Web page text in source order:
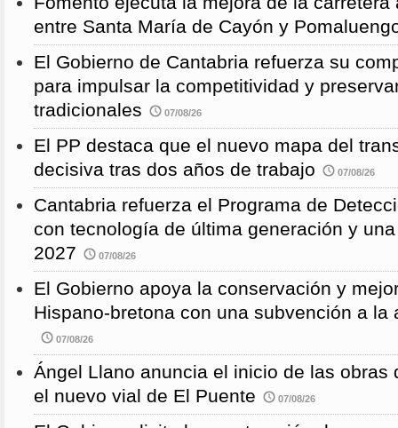
entre Santa María de Cayón y
El Gobierno de Cantabria refuerza su
para impulsar la competitividad y
tradicionales
07/08/26
El PP destaca que el nuevo mapa del
decisiva tras dos años de trabajo
07/08/26
Cantabria refuerza el Programa de
con tecnología de última generación y
2027
07/08/26
El Gobierno apoya la conservación y
Hispano-bretona con una subvención a la
07/08/26
Ángel Llano anuncia el inicio de las obras
el nuevo vial de El Puente
07/08/26